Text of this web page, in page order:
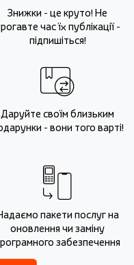
Знижки - це круто! Не
час їх публікації -
підпишіться!
Даруйте своїм близьким
- вони того варті!
пакети послуг на
оновлення чи заміну
забезпечення